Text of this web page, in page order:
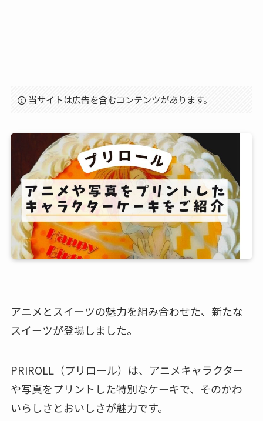
当サイトは広告を含むコンテンツがあります。
アニメとスイーツの魅力を組み合わせた、新たな
スイーツが登場しました。
PRIROLL（プリロール）は、アニメキャラクター
や写真をプリントした特別なケーキで、そのかわ
いらしさとおいしさが魅力です。